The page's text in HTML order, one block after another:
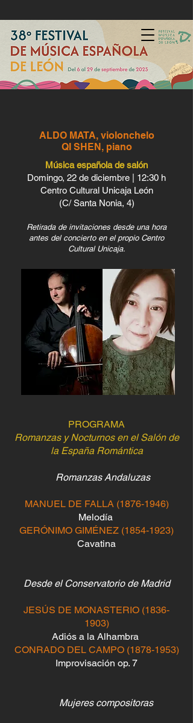
ALDO MATA, violonchelo
QI SHEN, piano
​Música española de salón
Domingo, 22 de diciembre | 12:30 h
Centro Cultural Unicaja León
(C/ Santa Nonia, 4)
Retirada de invitaciones desde una hora
antes del concierto en el propio Centro
Cultural Unicaja.
PROGRAMA
Romanzas y Nocturnos en el Salón de
la España Romántica
Romanzas Andaluzas
MANUEL DE FALLA (1876-1946)
Melodía
GERÓNIMO GIMÉNEZ (1854-1923)
Cavatina
Desde el Conservatorio de Madrid
JESÚS DE MONASTERIO (1836-
1903)
Adiós a la Alhambra
CONRADO DEL CAMPO (1878-1953)
Improvisación op. 7
Mujeres compositoras